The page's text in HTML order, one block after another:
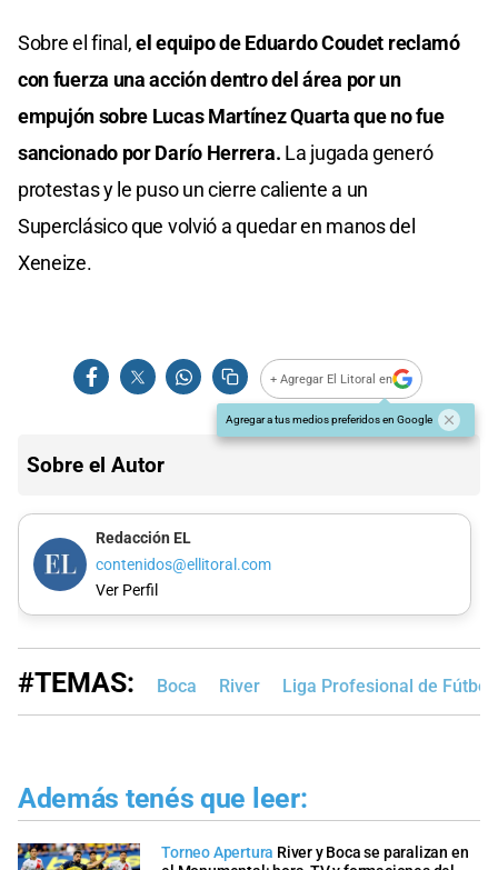
Sobre el final,el equipo de Eduardo Coudet reclamó
con fuerza una acción dentro del área por un
empujón sobre Lucas Martínez Quarta que no fue
sancionado por Darío Herrera. La jugada generó
protestas y le puso un cierre caliente a un
Superclásico que volvió a quedar en manos del
Xeneize.
+ Agregar El Litoral en
Agregar a tus medios preferidos en Google
Sobre el Autor
Redacción EL
contenidos@ellitoral.com
Ver Perfil
#TEMAS: Boca River Liga Profesional de Fútbol
Además tenés que leer:
Torneo Apertura River y Boca se paralizan en